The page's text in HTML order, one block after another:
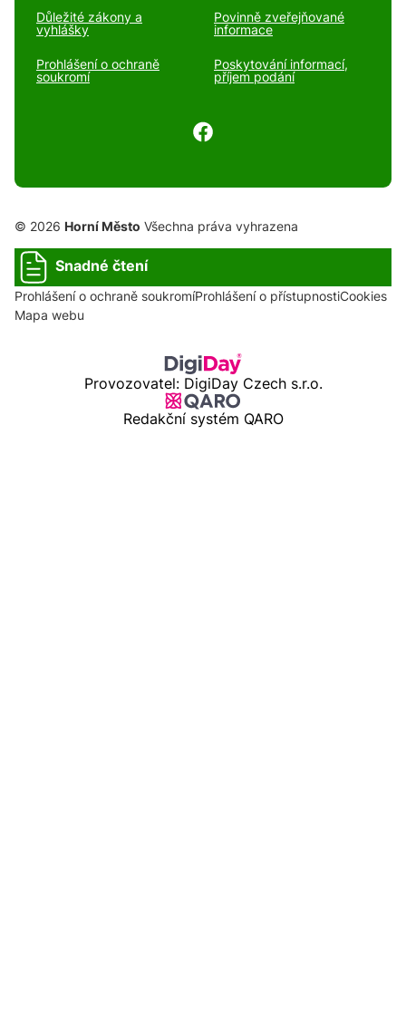
Důležité zákony a
vyhlášky
Povinně zveřejňované
informace
Prohlášení o ochraně
soukromí
Poskytování informací,
příjem podání
© 2026 Horní Město Všechna práva vyhrazena
Snadné čtení
Prohlášení o ochraně soukromíProhlášení o přístupnostiCookies
Mapa webu
Provozovatel: DigiDay Czech s.r.o.
Redakční systém QARO